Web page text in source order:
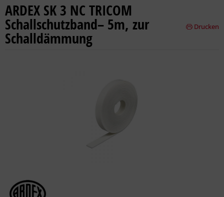
ARDEX SK 3 NC TRICOM
Schallschutzband– 5m, zur
Schalldämmung
Drucken